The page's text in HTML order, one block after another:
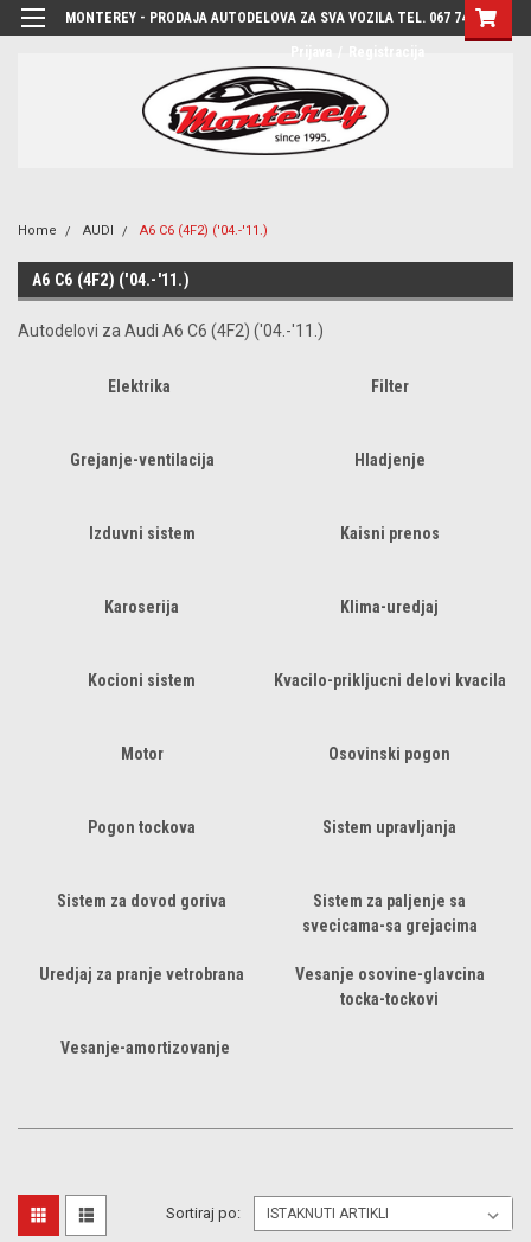
MONTEREY - PRODAJA AUTODELOVA ZA SVA VOZILA TEL. 067 7444-780
Home AUDI A6 C6 (4F2) ('04.-'11.)
A6 C6 (4F2) ('04.-'11.)
Autodelovi za Audi A6 C6 (4F2) ('04.-'11.)
Elektrika Filter
Grejanje-ventilacija Hladjenje
Izduvni sistem Kaisni prenos
Karoserija Klima-uredjaj
Kocioni sistem Kvacilo-prikljucni delovi kvacila
Motor Osovinski pogon
Pogon tockova Sistem upravljanja
Sistem za dovod goriva
Sistem za paljenje sa
svecicama-sa grejacima
Uredjaj za pranje vetrobrana
Vesanje osovine-glavcina
tocka-tockovi
Vesanje-amortizovanje
Sortiraj po: